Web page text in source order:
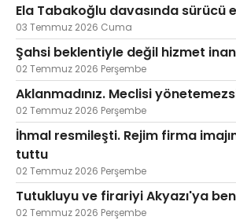
Ela Tabakoğlu davasında sürücü
03 Temmuz 2026 Cuma
Şahsi beklentiyle değil hizmet
02 Temmuz 2026 Perşembe
Aklanmadınız. Meclisi
02 Temmuz 2026 Perşembe
İhmal resmileşti. Rejim firma
tuttu
02 Temmuz 2026 Perşembe
Tutukluyu ve firariyi Akyazı'ya
02 Temmuz 2026 Perşembe